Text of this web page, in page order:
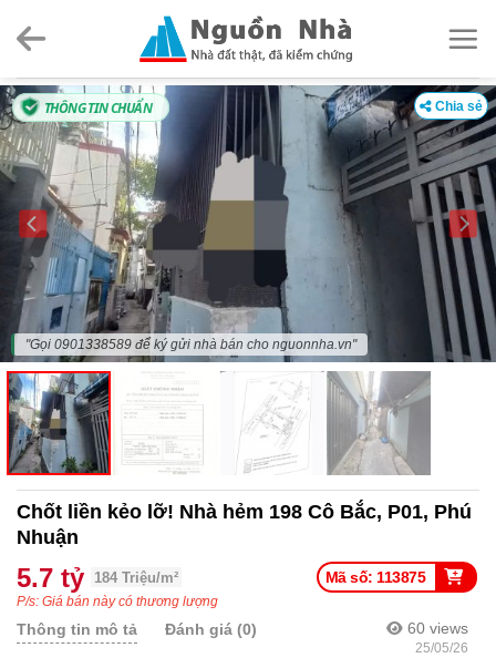
THÔNG TIN CHUẨN
"Gọi 0901338589 để ký gửi nhà bán cho nguonnha.vn"
Chốt liền kẻo lỡ! Nhà hẻm 198 Cô Bắc, P01, Phú
Nhuận
Mã số: 113875
5.7 tỷ 184 Triệu/m²
P/s: Giá bán này có thương lượng
60 views
25/05/26
Thông tin mô tả Đánh giá (0)
Chia sẻ